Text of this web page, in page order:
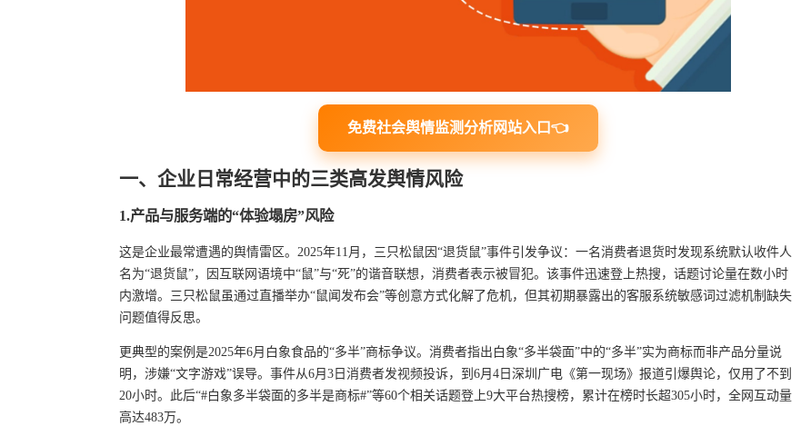
免费社会舆情监测分析网站入口👈
一、企业日常经营中的三类高发舆情风险
1.产品与服务端的“体验塌房”风险
这是企业最常遭遇的舆情雷区。2025年11月，三只松鼠因“退货鼠”事件引发争议：一名消费者退货时发现系统默认收件人
名为“退货鼠”，因互联网语境中“鼠”与“死”的谐音联想，消费者表示被冒犯。该事件迅速登上热搜，话题讨论量在数小时
内激增。三只松鼠虽通过直播举办“鼠闻发布会”等创意方式化解了危机，但其初期暴露出的客服系统敏感词过滤机制缺失
问题值得反思。
更典型的案例是2025年6月白象食品的“多半”商标争议。消费者指出白象“多半袋面”中的“多半”实为商标而非产品分量说
明，涉嫌“文字游戏”误导。事件从6月3日消费者发视频投诉，到6月4日深圳广电《第一现场》报道引爆舆论，仅用了不到
20小时。此后“#白象多半袋面的多半是商标#”等60个相关话题登上9大平台热搜榜，累计在榜时长超305小时，全网互动量
高达483万。